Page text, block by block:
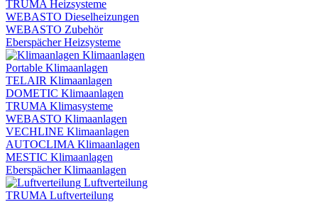
TRUMA Heizsysteme
WEBASTO Dieselheizungen
WEBASTO Zubehör
Eberspächer Heizsysteme
Klimaanlagen
Portable Klimaanlagen
TELAIR Klimaanlagen
DOMETIC Klimaanlagen
TRUMA Klimasysteme
WEBASTO Klimaanlagen
VECHLINE Klimaanlagen
AUTOCLIMA Klimaanlagen
MESTIC Klimaanlagen
Eberspächer Klimaanlagen
Luftverteilung
TRUMA Luftverteilung